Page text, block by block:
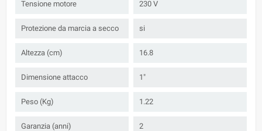
Tensione motore 230 V
Protezione da marcia a secco si
Altezza (cm) 16.8
Dimensione attacco 1"
Peso (Kg) 1.22
Garanzia (anni) 2